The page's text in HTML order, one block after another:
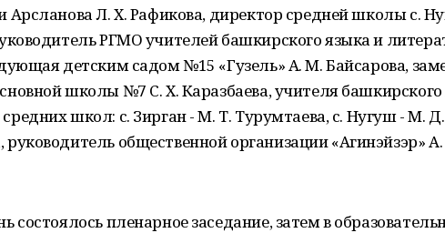
Арсланова Л. Х. Рафикова, директор средней школы с.
РГМО учителей башкирского языка и
детским садом №15 «Гузель» А. М. Байсарова,
школы №7 С. Х. Каразбаева, учителя
школ: с. Зирган - М. Т. Турумтаева, с. Нугуш - М. Д.
общественной организации «Агинэйзэр»
состоялось пленарное заседание, затем в